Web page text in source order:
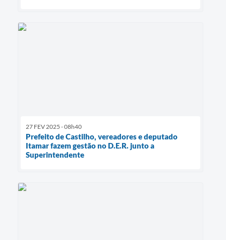
27 FEV 2025 - 08h40
Prefeito de Castilho, vereadores e deputado
Itamar fazem gestão no D.E.R. junto a
Superintendente